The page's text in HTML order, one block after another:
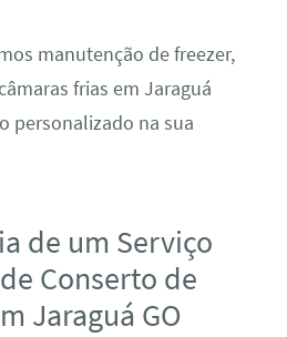
manutenção de freezer,
frias em Jaraguá
personalizado na sua
de um Serviço
Conserto de
Jaraguá GO